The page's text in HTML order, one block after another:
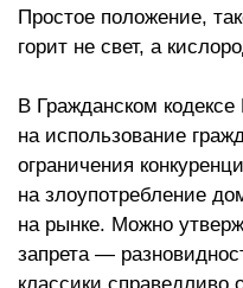
Простое положение,
горит не свет, а
В Гражданском
на использование
ограничения
на злоупотребление
на рынке. Можно
запрета —